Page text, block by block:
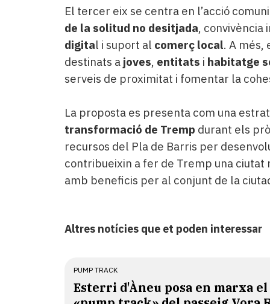
El tercer eix se centra en l’acció
de la solitud no desitjada,
digital i suport al comerç local. A més,
destinats a joves, entitats i habitatge
serveis de proximitat i fomentar la
La proposta es presenta com una
transformació de Tremp durant els
recursos del Pla de Barris per
contribueixin a fer de Tremp una ciutat
amb beneficis per al conjunt de la
Altres notícies que et poden interessar
PUMP TRACK
Esterri d'Àneu posa en marxa